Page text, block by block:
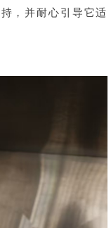
，并耐心引导它适